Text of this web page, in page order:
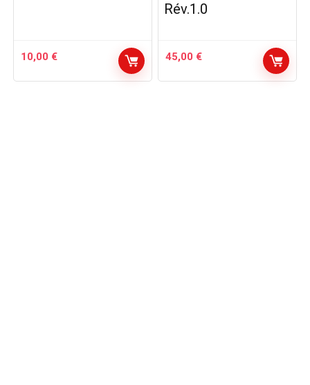
10,00 €
Rév.1.0
45,00 €